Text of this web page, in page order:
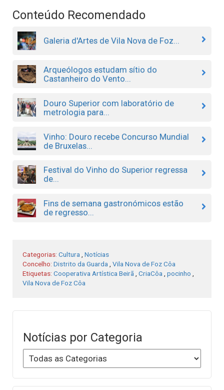
Conteúdo Recomendado
Galeria d'Artes de Vila Nova de Foz...
Arqueólogos estudam sítio do
Castanheiro do Vento...
Douro Superior com laboratório de
metrologia para...
Vinho: Douro recebe Concurso Mundial
de Bruxelas...
Festival do Vinho do Superior regressa
de...
Fins de semana gastronómicos estão
de regresso...
Categorias: Cultura
Notícias
Concelho: Distrito da Guarda
Vila Nova de Foz Côa
Etiquetas: Cooperativa Artística Beirã CriaCôa pocinho
Vila Nova de Foz Côa
Notícias por Categoria